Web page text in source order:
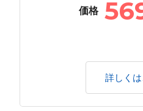
価格
詳しく